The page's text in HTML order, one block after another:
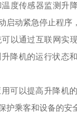
度传感器监测升
启动紧急停止程序
以通过互联网实
降机的运行状态
可以提高升降机
护乘客和设备的安